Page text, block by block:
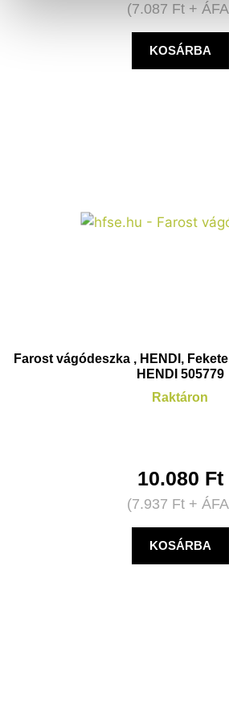
(7.087 Ft+
KOSÁRBA
Farost vágódeszka , HENDI,
HENDI 505779
Raktáron
10.080 Ft
(7.937 Ft+
KOSÁRBA